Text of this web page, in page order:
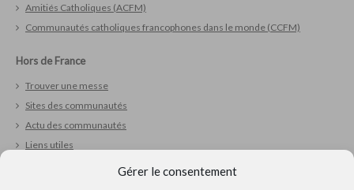
Gérer le consentement
Amitiés Catholiques (ACFM)
Communautés catholiques francophones dans le monde (CCFM)
Hors de France
Trouver une messe
Sites des communautés
Actu des communautés
Liens utiles